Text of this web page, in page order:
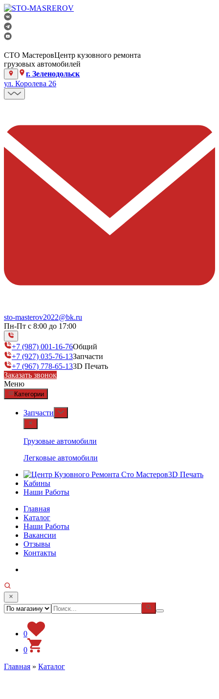
СТО МастеровЦентр кузовного ремонта
грузовых автомобилей
г. Зеленодольск
ул. Королева 26
sto-masterov2022@bk.ru
Пн-Пт с 8:00 до 17:00
+7 (987) 001-16-76Общий
+7 (927) 035-76-13Запчасти
+7 (967) 778-65-133D Печать
Заказать звонок
Меню
Категории
Запчасти
Грузовые автомобили
Легковые автомобили
3D Печать
Кабины
Наши Работы
Главная
Каталог
Наши Работы
Вакансии
Отзывы
Контакты
0
0
Главная » Каталог